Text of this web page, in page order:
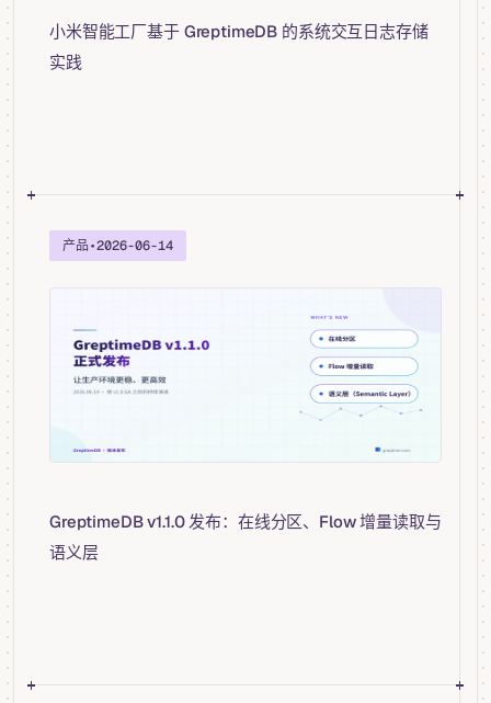
小米智能工厂基于 GreptimeDB 的系统交互日志存储
实践
产品•2026-06-14
GreptimeDB v1.1.0 发布：在线分区、Flow 增量读取与
语义层